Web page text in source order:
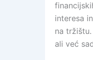
interesa
na
ali već